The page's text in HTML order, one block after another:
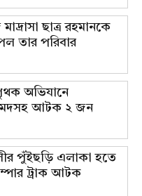
ছাত্র রহমানকে
তার পরিবার
অভিযানে
আটক ২ জন
পুঁইছড়ি এলাকা হতে
ট্রাক আটক